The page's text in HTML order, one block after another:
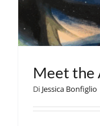
Meet the
Di Jessica Bonfiglio